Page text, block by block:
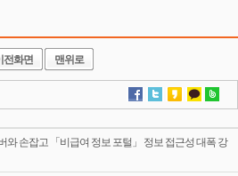
전화면 맨위로
와 손잡고 「비급여 정보 포털」 정보 접근성 대폭 강